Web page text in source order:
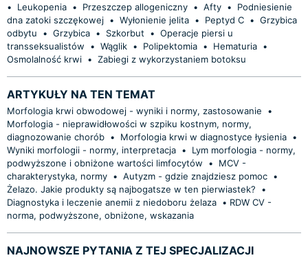
•
Leukopenia • Przeszczep allogeniczny • Afty •
Podniesienie
dna zatoki szczękowej • Wyłonienie jelita • Peptyd C • Grzybica
odbytu
• Grzybica • Szkorbut • Operacje piersi u
transseksualistów
• Wąglik • Polipektomia • Hematuria •
Osmolalność krwi • Zabiegi z wykorzystaniem botoksu
ARTYKUŁY NA TEN TEMAT
Morfologia krwi obwodowej - wyniki i normy, zastosowanie
•
Morfologia - nieprawidłowości w szpiku kostnym, normy,
diagnozowanie chorób • Morfologia krwi w diagnostyce łysienia •
Wyniki morfologii - normy, interpretacja •
Lym morfologia - normy,
podwyższone i obniżone wartości limfocytów
•
MCV -
charakterystyka, normy • Autyzm - gdzie znajdziesz pomoc •
Żelazo. Jakie produkty są najbogatsze w ten pierwiastek?
•
Diagnostyka i leczenie anemii z niedoboru żelaza • ​RDW CV -
norma, podwyższone, obniżone, wskazania
NAJNOWSZE PYTANIA Z TEJ SPECJALIZACJI